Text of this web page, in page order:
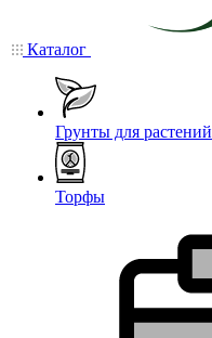
Каталог
Грунты для растений
Торфы